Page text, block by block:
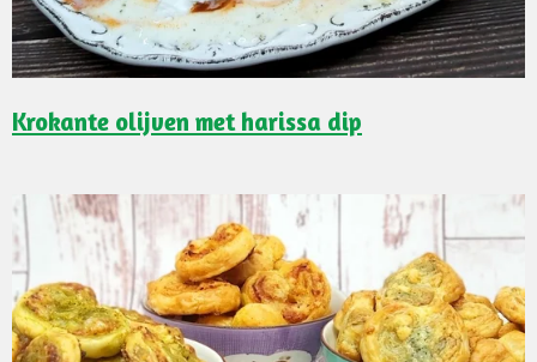
Krokante olijven met harissa dip